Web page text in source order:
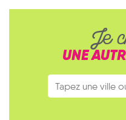
Je
UNE